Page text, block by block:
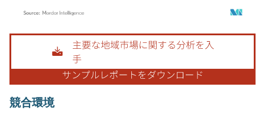
画像 © Mordor Intelligence。再利用にはCC BY 4.0の表示が必要です。
競合環境